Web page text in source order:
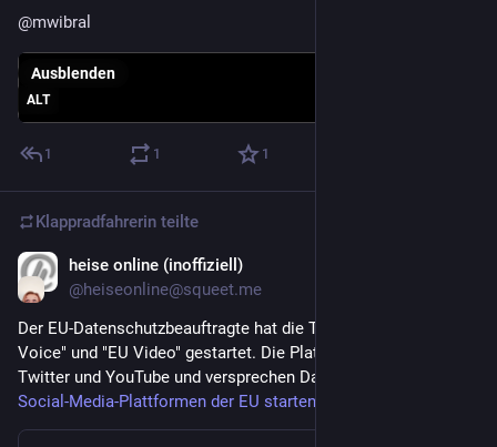
@mwibral
ALT
Ausblenden
1 1 1
Klappradfahrerin teilte
heise online (inoffiziell)
@heiseonline@squeet.me
Der EU-Datenschutzbeauftragte hat die Testphase für "EU
Voice" und "EU Video" gestartet. Die Plattformen ähneln
Twitter und YouTube und versprechen Datenschutz.
Social-Media-Plattformen der EU starten in die Testphase